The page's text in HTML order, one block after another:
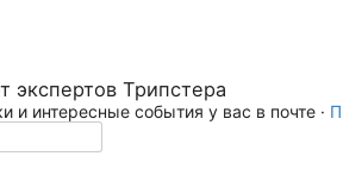
экспертов Трипстера
и интересные события у вас в почте ·